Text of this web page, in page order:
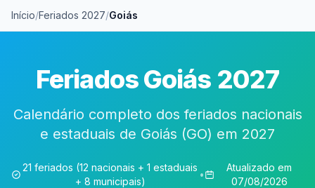
Início/Feriados 2027/Goiás
Feriados Goiás 2027
Calendário completo dos feriados nacionais
e estaduais de Goiás (GO) em 2027
21 feriados (12 nacionais + 1 estaduais
+ 8 municipais)
•
Atualizado em
07/08/2026